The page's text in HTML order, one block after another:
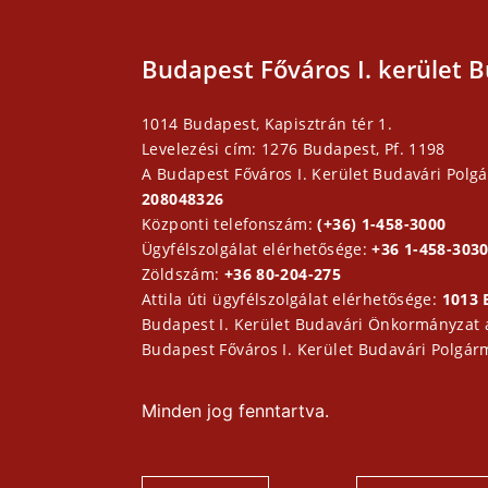
Budapest Főváros I. kerület
1014 Budapest, Kapisztrán tér 1.
Levelezési cím: 1276 Budapest, Pf. 1198
A Budapest Főváros I. Kerület Budavári
208048326
Központi telefonszám:(+36) 1-458-3000
Ügyfélszolgálat elérhetősége:+36 1-458-
Zöldszám: +36 80-204-275
Attila úti ügyfélszolgálat elérhetősége: 1013
Budapest I. Kerület Budavári Önkormányzat
Budapest Főváros I. Kerület Budavári
Minden jog fenntartva.